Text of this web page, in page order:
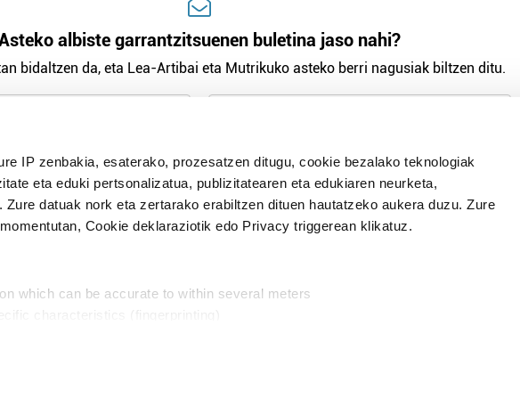
IP zenbakia, esaterako, prozesatzen ditugu, cookie bezalako teknologiak
eta eduki pertsonalizatua, publizitatearen eta edukiaren neurketa,
datuak nork eta zertarako erabiltzen dituen hautatzeko aukera duzu. Zure
Cookie deklaraziotik edo Privacy triggerean klikatuz.
which can be accurate to within several meters
albiste garrantzitsuenen buletina jaso nahi?
bidaltzen da, eta Lea-Artibai eta Mutrikuko asteko berri nagusiak biltzen ditu.
Harpidetu
modu librean kontatzea da gure eginkizuna. Horretarako zure ekarpena